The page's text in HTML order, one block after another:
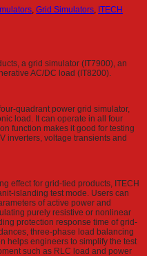
, Grid Simulators, ITECH
a grid simulator (IT7900), an
AC/DC load (IT8200).
quadrant power grid simulator,
load. It can operate in all four
function makes it good for testing
inverters, voltage transients and
effect for grid-tied products, ITECH
islanding test mode. Users can
of active power and
purely resistive or nonlinear
protection response time of grid-
three-phase load balancing
helps engineers to simplify the test
such as RLC load and power